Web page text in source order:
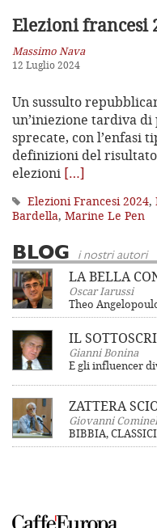
Elezioni francesi
Massimo Nava
12 Luglio 2024
Un sussulto
un’iniezione tardiva di
sprecate, con l’enfasi
definizioni del
elezioni […]
Elezioni Francesi 2024,
Bardella, Marine Le Pen
BLOG i nostri autori
LA BELLA
Oscar Iarussi
Theo
IL
Gianni Bonina
E gli influencer
ZATTERA
Giovanni
BIBBIA,